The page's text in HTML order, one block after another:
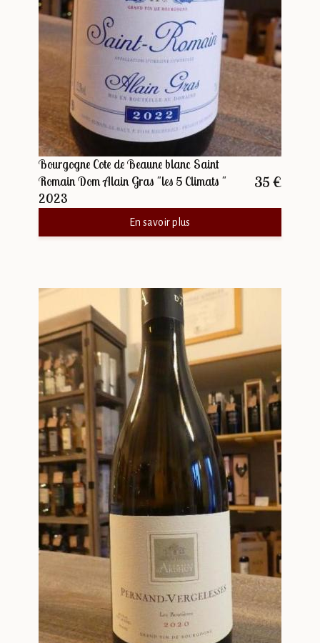
Bourgogne Cote de Beaune blanc Saint
Romain Dom Alain Gras "les 5 Climats "
2023
35 €
En savoir plus